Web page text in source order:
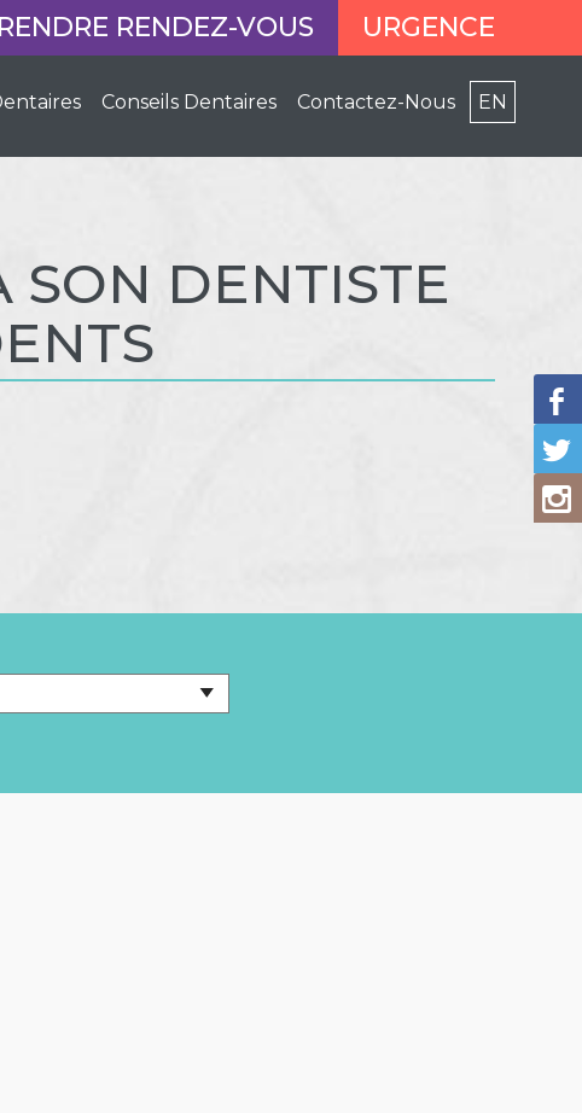
RENDEZ-VOUS URGENCE
Conseils Dentaires Contactez-Nous EN
SON DENTISTE